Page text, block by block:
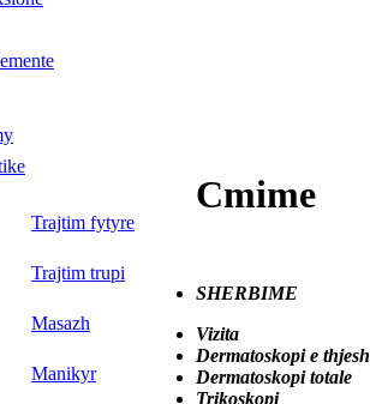
trajtim fytyre
trajtim trupi
masazh
manikyr
Cmime
SHERBIME
Vizita
Dermatoskopi e
Dermatoskopi
Trikoskopi